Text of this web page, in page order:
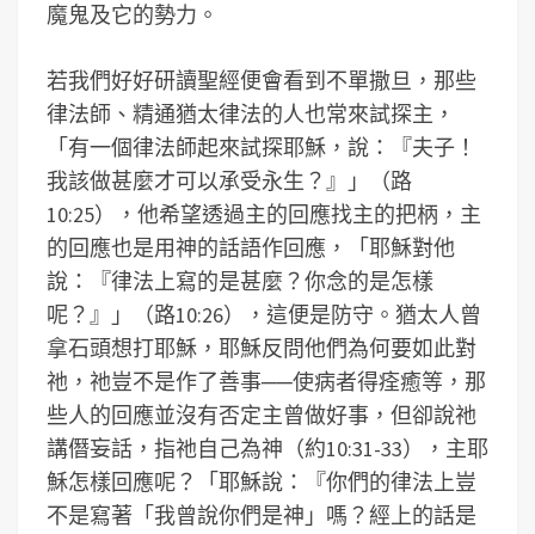
魔鬼及它的勢力。
若我們好好研讀聖經便會看到不單撒旦，那些
律法師、精通猶太律法的人也常來試探主，
「有一個律法師起來試探耶穌，說：『夫子！
我該做甚麼才可以承受永生？』」（路
10:25），他希望透過主的回應找主的把柄，主
的回應也是用神的話語作回應，「耶穌對他
說：『律法上寫的是甚麼？你念的是怎樣
呢？』」（路10:26），這便是防守。猶太人曾
拿石頭想打耶穌，耶穌反問他們為何要如此對
祂，祂豈不是作了善事──使病者得痊癒等，那
些人的回應並沒有否定主曾做好事，但卻說祂
講僭妄話，指祂自己為神（約10:31-33），主耶
穌怎樣回應呢？「耶穌說：『你們的律法上豈
不是寫著「我曾說你們是神」嗎？經上的話是